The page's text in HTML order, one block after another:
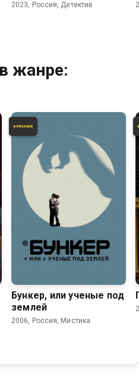
2023, Россия, Детектив
жанре:
2.6 3.2
Бункер, или ученые под
землей
2006, Россия, Мистика